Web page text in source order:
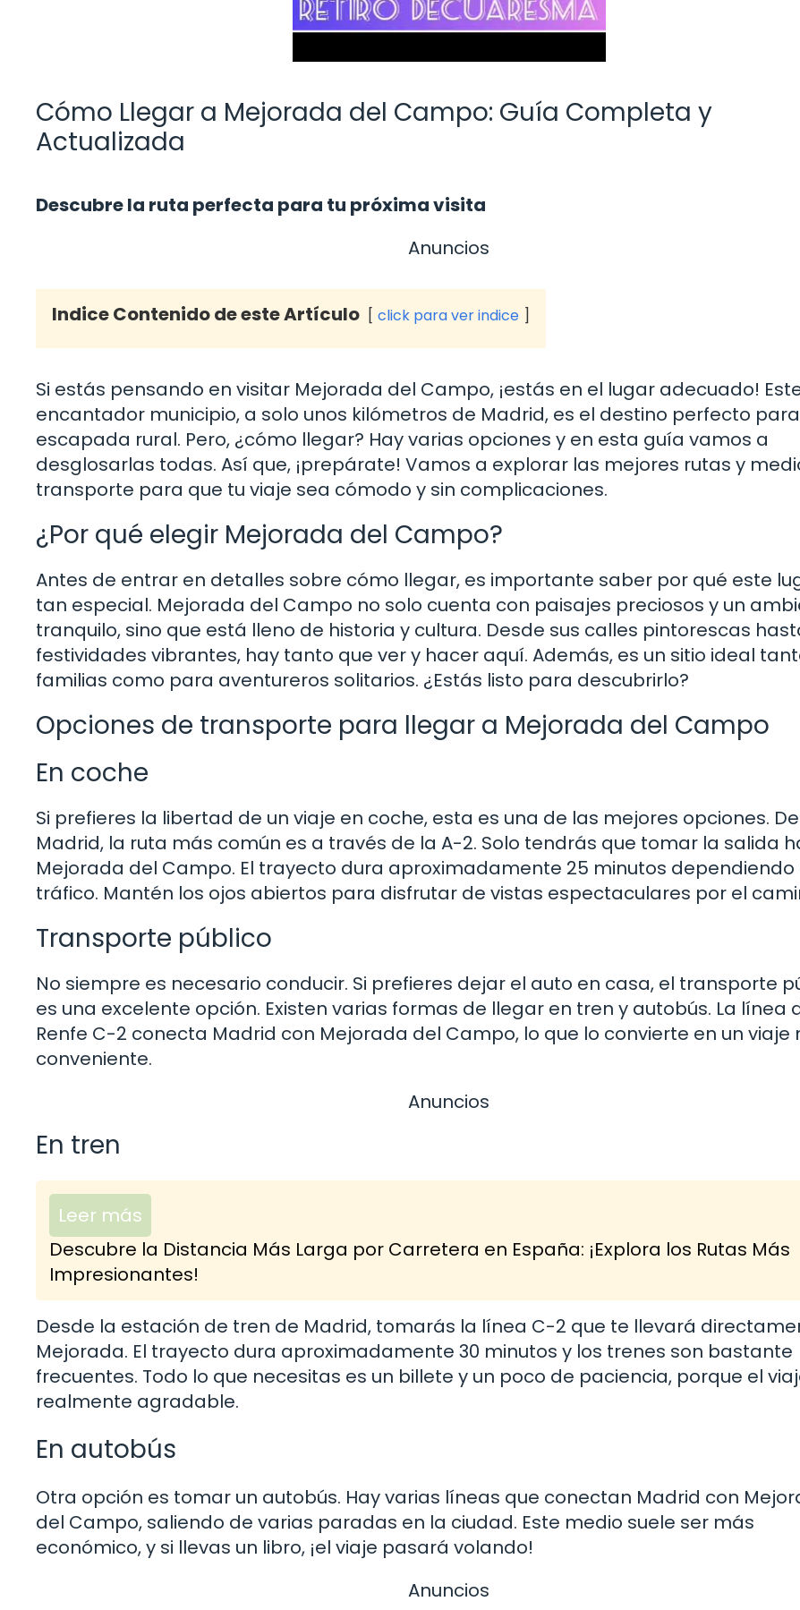
Cómo Llegar a Mejorada del Campo: Guía Completa y
Actualizada
Descubre la ruta perfecta para tu próxima visita
Anuncios
Indice Contenido de este Artículo click para ver indice
Si estás pensando en visitar Mejorada del Campo, ¡estás en el lugar adecuado!
encantador municipio, a solo unos kilómetros de Madrid, es el destino perfecto
escapada rural. Pero, ¿cómo llegar? Hay varias opciones y en esta guía vamos a
desglosarlas todas. Así que, ¡prepárate! Vamos a explorar las mejores rutas y
transporte para que tu viaje sea cómodo y sin complicaciones.
¿Por qué elegir Mejorada del Campo?
Antes de entrar en detalles sobre cómo llegar, es importante saber por qué este
tan especial. Mejorada del Campo no solo cuenta con paisajes preciosos y un
tranquilo, sino que está lleno de historia y cultura. Desde sus calles pintorescas
festividades vibrantes, hay tanto que ver y hacer aquí. Además, es un sitio ideal
familias como para aventureros solitarios. ¿Estás listo para descubrirlo?
Opciones de transporte para llegar a Mejorada del Campo
En coche
Si prefieres la libertad de un viaje en coche, esta es una de las mejores opciones.
Madrid, la ruta más común es a través de la A-2. Solo tendrás que tomar la salida
Mejorada del Campo. El trayecto dura aproximadamente 25 minutos dependiendo
tráfico. Mantén los ojos abiertos para disfrutar de vistas espectaculares por el
Transporte público
No siempre es necesario conducir. Si prefieres dejar el auto en casa, el transporte
es una excelente opción. Existen varias formas de llegar en tren y autobús. La línea
Renfe C-2 conecta Madrid con Mejorada del Campo, lo que lo convierte en un viaje
conveniente.
Anuncios
En tren
Leer más
Descubre la Distancia Más Larga por Carretera en España: ¡Explora los Rutas Más
Impresionantes!
Desde la estación de tren de Madrid, tomarás la línea C-2 que te llevará
Mejorada. El trayecto dura aproximadamente 30 minutos y los trenes son bastante
frecuentes. Todo lo que necesitas es un billete y un poco de paciencia, porque el
realmente agradable.
En autobús
Otra opción es tomar un autobús. Hay varias líneas que conectan Madrid con
del Campo, saliendo de varias paradas en la ciudad. Este medio suele ser más
económico, y si llevas un libro, ¡el viaje pasará volando!
Anuncios